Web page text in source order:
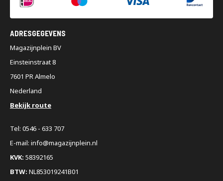
ADRESGEGEVENS
Magazijnplein BV
Einsteinstraat 8
7601 PR Almelo
Nederland
Bekijk route
Tel: 0546 - 633 707
E-mail: info@magazijnplein.nl
KVK: 58392165
BTW: NL853019241B01